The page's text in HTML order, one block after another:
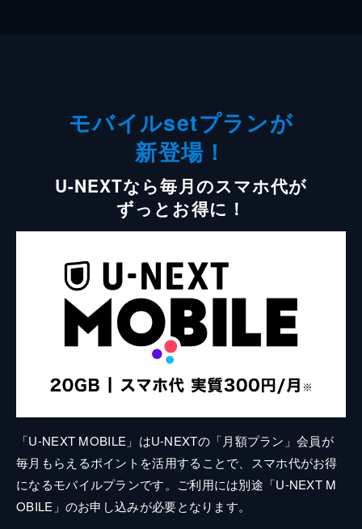
モバイルsetプランが
新登場！
U-NEXTなら毎月のスマホ代が
ずっとお得に！
「U-NEXT MOBILE」はU-NEXTの「月額プラン」会員が
毎月もらえるポイントを活用することで、スマホ代がお得
になるモバイルプランです。ご利用には別途「U-NEXT M
OBILE」のお申し込みが必要となります。